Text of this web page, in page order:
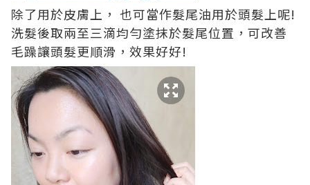
除了用於皮膚上， 也可當作髮尾油用於頭髮上呢!
洗髮後取兩至三滴均勻塗抹於髮尾位置，可改善
毛躁讓頭髮更順滑，效果好好!